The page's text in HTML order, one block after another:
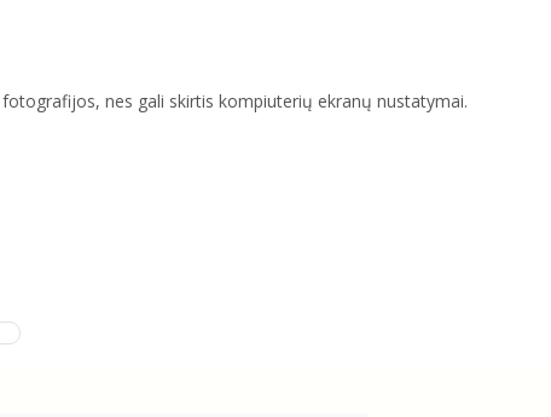
nes gali skirtis kompiuterių ekranų nustatymai.